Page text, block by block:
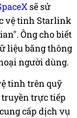
sẽ sử
vệ tinh Starlink
Ông cho biết
liệu băng thông
người dùng.
tinh trên quỹ
trực tiếp
cấp dịch vụ